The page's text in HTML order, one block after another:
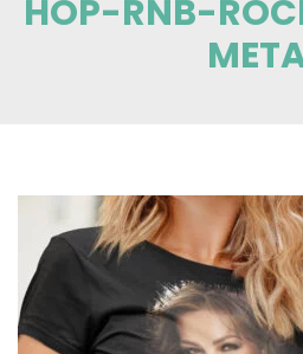
HOP-RNB-